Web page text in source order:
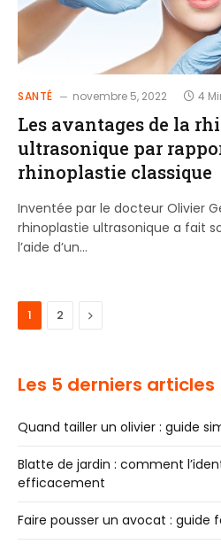
SANTÉ novembre 5, 2022 4
Les avantages de la
ultrasonique par
rhinoplastie classique
Inventée par le docteur Olivier
rhinoplastie ultrasonique a fait
l’aide d’un…
1 2 Next
Les 5 derniers articles
Quand tailler un olivier : guide
Blatte de jardin : comment
efficacement
Faire pousser un avocat : guide